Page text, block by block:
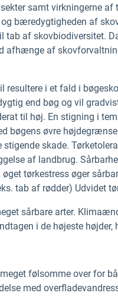
samt virkningerne
bæredygtigheden af
tab af skovbiodiversitet.
afhænge af
resultere i et fald i
end bøg og vil
til høj. En stigning i
bøgens øvre
skade.
af landbrug.
tørkestress øger
tab af rødder) Udvidet
sårbare arter.
i de højeste
følsomme over for
med